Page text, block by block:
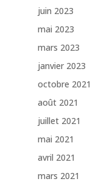
juin 2023
mai 2023
mars 2023
janvier 2023
octobre 2021
août 2021
juillet 2021
mai 2021
avril 2021
mars 2021